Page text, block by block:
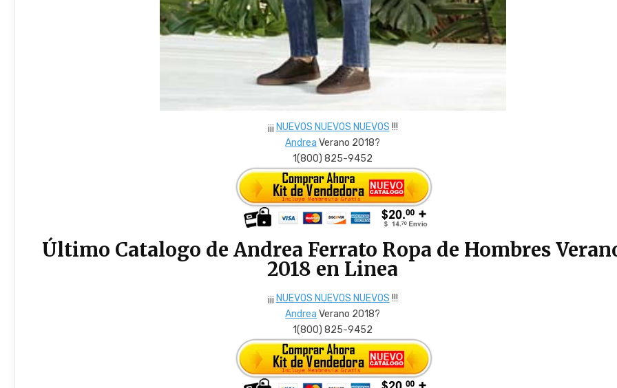
¡¡¡ NUEVOS NUEVOS NUEVOS !!!
Andrea Verano 2018?
1(800) 825-9452
Último Catalogo de Andrea Ferrato Ropa de Hombres
2018 en Linea
¡¡¡ NUEVOS NUEVOS NUEVOS !!!
Andrea Verano 2018?
1(800) 825-9452